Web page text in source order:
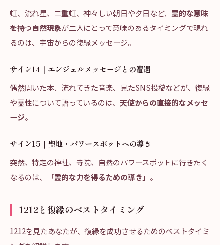
虹、流れ星、二重虹、神々しい朝日や夕日など、 霊的な意味
を持つ自然現象が二人にとって意味のあるタイミングで現れ
るのは、宇宙からの復縁メッセージ。
サイン14｜エンジェルメッセージとの遭遇
偶然開いた本、流れてきた音楽、見たSNS投稿などが、復縁
や霊性について語っているのは、 天使からの直接的なメッセ
ージ。
サイン15｜聖地・パワースポットへの導き
突然、特定の神社、寺院、自然のパワースポットに行きたく
なるのは、
「霊的な力を得るための導き」 。
1212と復縁のベストタイミング
1212を見たあなたが、復縁を成功させるためのベストタイミ